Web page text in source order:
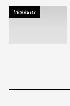
Veikkaus